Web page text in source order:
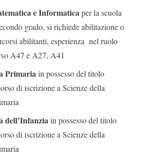
e Informaticaper la scuola
grado, si richiede abilitazione o
abilitanti, esperienza nel ruolo
A47 e A27, A41
Primariain possesso del titolo
di iscrizione a Scienze della
dell’Infanziain possesso del titolo
di iscrizione a Scienze della